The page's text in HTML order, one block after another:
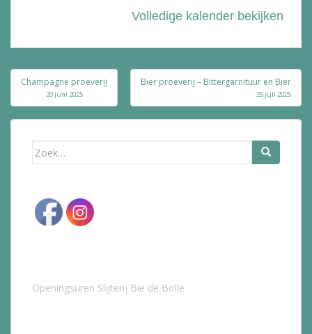
Volledige kalender bekijken
Bericht
navigatie
Champagne proeverij
20 juni 2025
Bier proeverij – Bittergarnituur en Bier
25 juli 2025
Zoek
Openingsuren Slijterij Bie de Bolle